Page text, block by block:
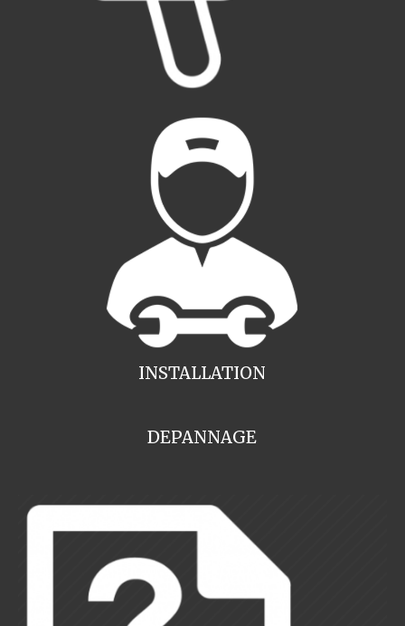
INSTALLATION
DEPANNAGE